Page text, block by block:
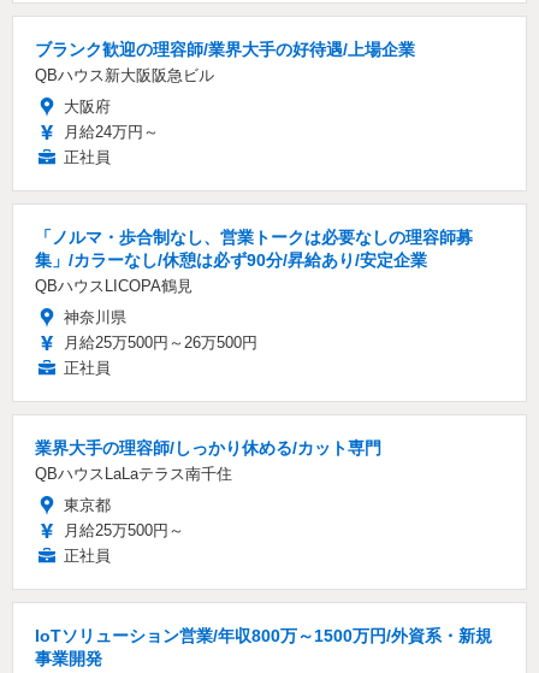
ブランク歓迎の理容師/業界大手の好待遇/上場企業
QBハウス新大阪阪急ビル
大阪府
月給24万円～
正社員
「ノルマ・歩合制なし、営業トークは必要なしの理容師募
集」/カラーなし/休憩は必ず90分/昇給あり/安定企業
QBハウスLICOPA鶴見
神奈川県
月給25万500円～26万500円
正社員
業界大手の理容師/しっかり休める/カット専門
QBハウスLaLaテラス南千住
東京都
月給25万500円～
正社員
IoTソリューション営業/年収800万～1500万円/外資系・新規
事業開発